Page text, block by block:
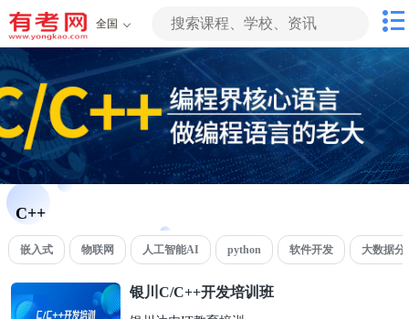
全国
C++
嵌入式 物联网 人工智能AI python 软件开发 大数据分
银川C/C++开发培训班